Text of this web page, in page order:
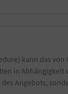
kann das
in
Angebots,